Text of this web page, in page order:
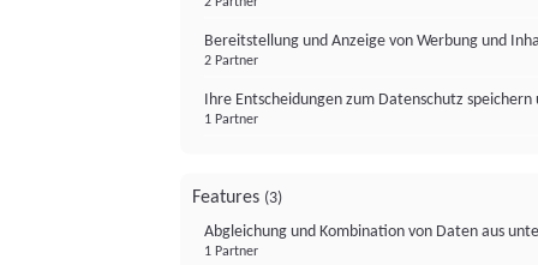
Bereitstellung und Anzeige von Werbung und
2 Partner
Ihre Entscheidungen zum Datenschutz
1 Partner
Features (3)
Abgleichung und Kombination von Daten aus
1 Partner